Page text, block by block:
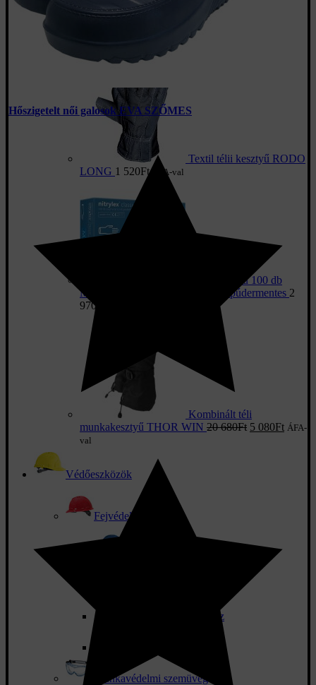
ANSELL kesztyű
ELADÓ A KATEGÓRIÁBAN
Textil télii kesztyű RODO
LONG 1 520Ft ÁFA-val
Nitril kesztyű 100 db
MERCATOR Nitrylex® BASIC púdermentes 2
970
Kombinált téli
munkakesztyű THOR WIN 20 680Ft 5 080Ft ÁFA-
val
Védőeszközök
Fejvédelem
Tartozékok sisakokhoz
Munkavédelmi szemüveg
Hőszigetelt női galosok EVA SZŐMES